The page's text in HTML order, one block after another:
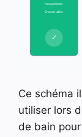
Non périmés
Encore utiles
✓
Ce schéma
utiliser lors
de bain